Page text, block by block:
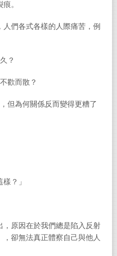
。
們各式各樣的人際痛苦，例
？
歡而散？
但為何關係反而變得更糟了
？」
原因在於我們總是陷入反射
卻無法真正體察自己與他人